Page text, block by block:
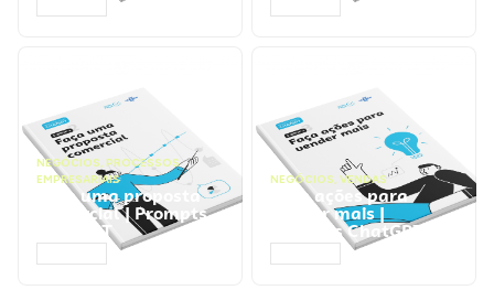
NEGÓCIOS, PROCESSOS
EMPRESARIAIS
Faça uma proposta
comercial | Prompts
ChatGPT
NEGÓCIOS, VENDAS
Faça ações para
vender mais |
Prompts ChatGPT